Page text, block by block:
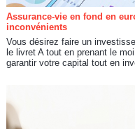
Assurance-vie en fond en
inconvénients
Vous désirez faire un
le livret A tout en prenant le
garantir votre capital tout en